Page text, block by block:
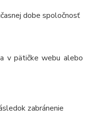
dobe spoločnosť
v pätičke webu alebo
zabránenie